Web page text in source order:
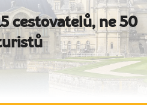
cestovatelů, ne 50